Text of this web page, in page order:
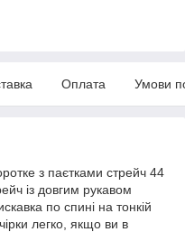
Оплата Умови
з паєтками стрейч 44
із довгим рукавом
по спині на тонкій
легко, якщо ви в